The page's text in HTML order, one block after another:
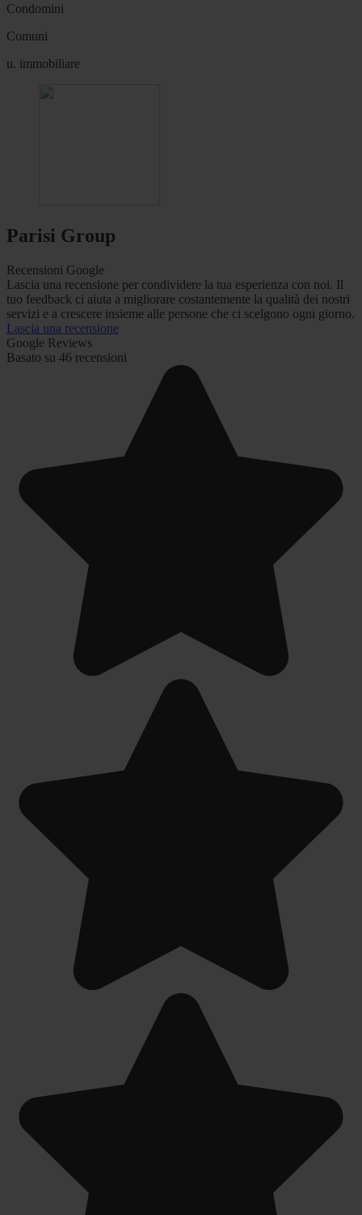
Condomini
Comuni
u. immobiliare
Parisi Group
Recensioni Google
Lascia una recensione per condividere la tua esperienza con noi. Il
tuo feedback ci aiuta a migliorare costantemente la qualità dei nostri
servizi e a crescere insieme alle persone che ci scelgono ogni giorno.
Lascia una recensione
Google Reviews
Basato su 46 recensioni